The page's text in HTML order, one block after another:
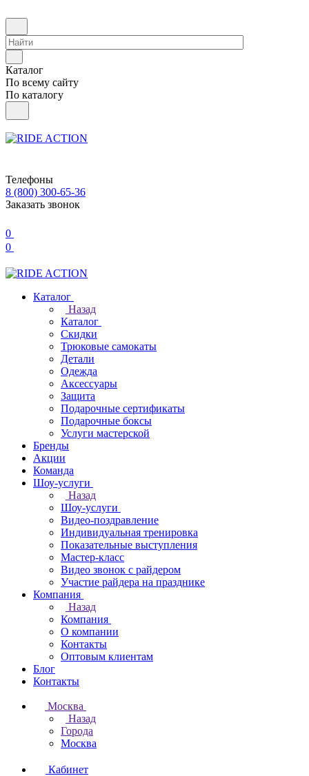
Каталог
По всему сайту
По каталогу
Телефоны
8 (800) 300-65-36
Заказать звонок
0
0
Каталог
Назад
Каталог
Скидки
Трюковые самокаты
Детали
Одежда
Аксессуары
Защита
Подарочные сертификаты
Подарочные боксы
Услуги мастерской
Бренды
Акции
Команда
Шоу-услуги
Назад
Шоу-услуги
Видео-поздравление
Индивидуальная тренировка
Показательные выступления
Мастер-класс
Видео звонок с райдером
Участие райдера на празднике
Компания
Назад
Компания
О компании
Контакты
Оптовым клиентам
Блог
Контакты
Москва
Назад
Города
Москва
Кабинет